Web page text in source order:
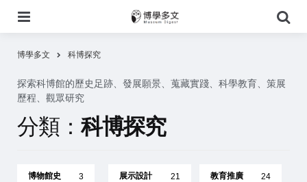
尋
博學多文 科博探究
分類： 科博探究
探索科博館的歷史足跡、發展願景、蒐藏實踐、科學教育、策展
歷程、觀眾研究
博物館史 3 展示設計 21 教育推廣 24